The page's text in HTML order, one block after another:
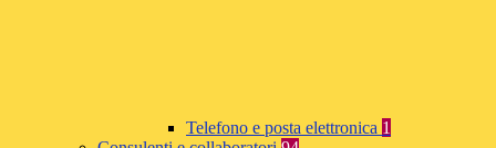
Telefono e posta elettronica 1